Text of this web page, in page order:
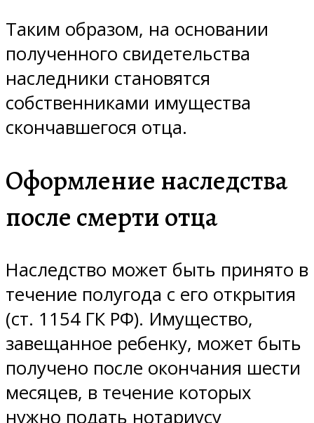
Таким образом, на основании
полученного свидетельства
наследники становятся
собственниками имущества
скончавшегося отца.
Оформление наследства
после смерти отца
Наследство может быть принято в
течение полугода с его открытия
(ст. 1154 ГК РФ). Имущество,
завещанное ребенку, может быть
получено после окончания шести
месяцев, в течение которых
нужно подать нотариусу